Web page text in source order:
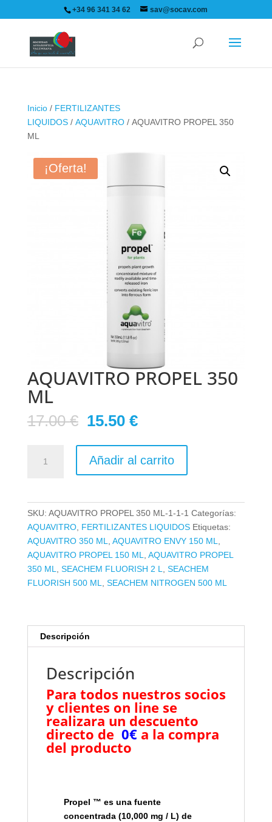
+34 96 341 34 62 sav@socav.com
Inicio/ FERTILIZANTES
LIQUIDOS/ AQUAVITRO/ AQUAVITRO PROPEL 350
ML
¡Oferta!
AQUAVITRO PROPEL 350
ML
17.00€ El
original
era:
17.00 €.
15.50 €El
actual
es:
15.50 €.
PROPEL
Añadir al carrito
SKU: AQUAVITRO PROPEL 350 ML-1-1-1 Categorías:
AQUAVITRO, FERTILIZANTES LIQUIDOS Etiquetas:
AQUAVITRO 350 ML, AQUAVITRO ENVY 150 ML,
AQUAVITRO PROPEL 150 ML, AQUAVITRO PROPEL
350 ML, SEACHEM FLUORISH 2 L, SEACHEM
FLUORISH 500 ML, SEACHEM NITROGEN 500 ML
Descripción
Descripción
Para todos nuestros socios
y clientes on line se
realizara un descuento
directo de 0€a la compra
del producto
Propel ™ es una fuente
concentrada (10,000 mg / L) de